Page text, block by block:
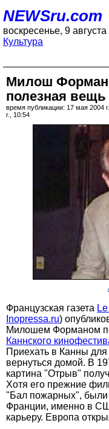
NEWSru.com
воскресенье, 9
Культура
Милош
полезная
время публикации: 17 мая 2004
г., 10:54
Французская газета
Inopressa.ru)
Милошем Форманом
Каннского
Приехать в Канны
вернуться домой. В
картина "Отрыв"
Хотя его прежние
"Бал пожарных", были
Франции, именно в
карьеру. Европа